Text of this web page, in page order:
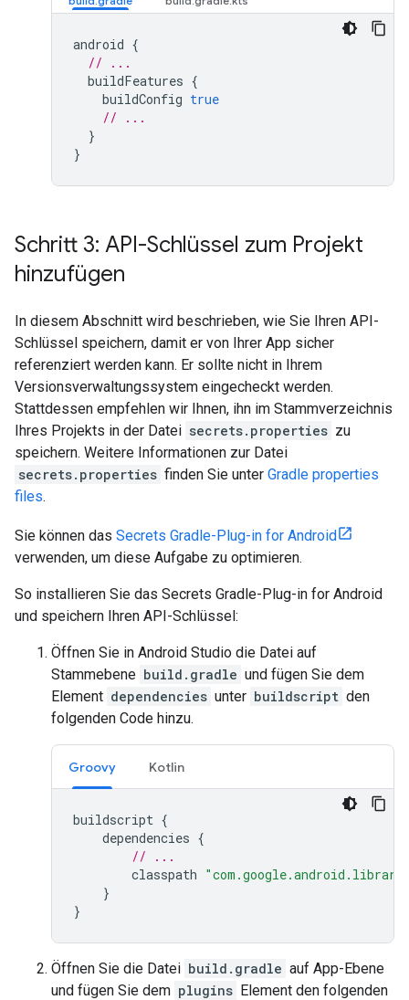
android {
// ...
buildFeatures {
buildConfig true
// ...
}
}
Schritt 3: API-Schlüssel zum Projekt
hinzufügen
In diesem Abschnitt wird beschrieben, wie Sie Ihren API-
Schlüssel speichern, damit er von Ihrer App sicher
referenziert werden kann. Er sollte nicht in Ihrem
Versionsverwaltungssystem eingecheckt werden.
Stattdessen empfehlen wir Ihnen, ihn im Stammverzeichnis
Ihres Projekts in der Datei secrets.properties zu
speichern. Weitere Informationen zur Datei
secrets.properties finden Sie unter Gradle properties
files.
Sie können das Secrets Gradle-Plug-in for Android
verwenden, um diese Aufgabe zu optimieren.
So installieren Sie das Secrets Gradle-Plug-in for Android
und speichern Ihren API-Schlüssel:
Öffnen Sie in Android Studio die Datei auf
Stammebene build.gradle und fügen Sie dem
Element dependencies unter buildscript den
folgenden Code hinzu.
Groovy Kotlin
buildscript {
dependencies {
// ...
classpath
}
}
Öffnen Sie die Datei build.gradle auf App-Ebene
und fügen Sie dem plugins Element den folgenden